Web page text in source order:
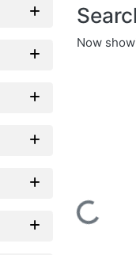
Now
Loading...